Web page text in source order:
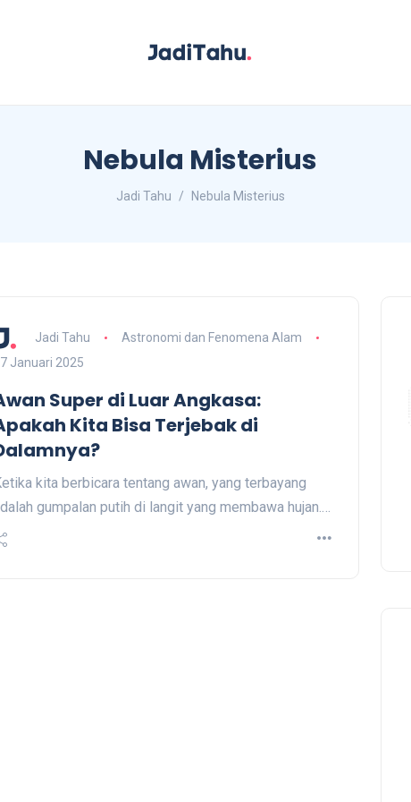
Nebula Misterius
Jadi Tahu Nebula Misterius
Jadi Tahu
Astronomi dan Fenomena Alam
Januari 2025
Super di Luar Angkasa:
Kita Bisa Terjebak di
kita berbicara tentang awan, yang terbayang
gumpalan putih di langit yang membawa hujan.…